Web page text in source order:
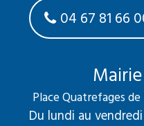
04 67 81 66
Place Quatrefages
Du lundi au